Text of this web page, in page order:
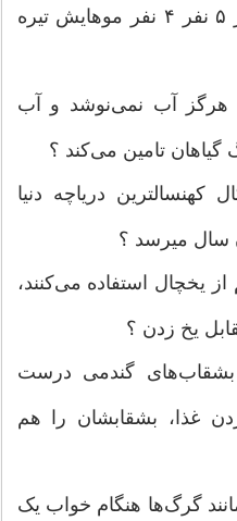
در دنیا از هر ۵ نفر ۴ نفر موهایش تیره
هرگز آب نمی‌نوشد و آب
گیاهان تامین می‌کند ؟
کهنسالترین دریاچه دنیا
از یخچال استفاده می‌کنند،
یخ زدن ؟
بشقاب‌های گندمی درست
غذا، بشقابشان را هم
گرگ‌ها هنگام خواب یک